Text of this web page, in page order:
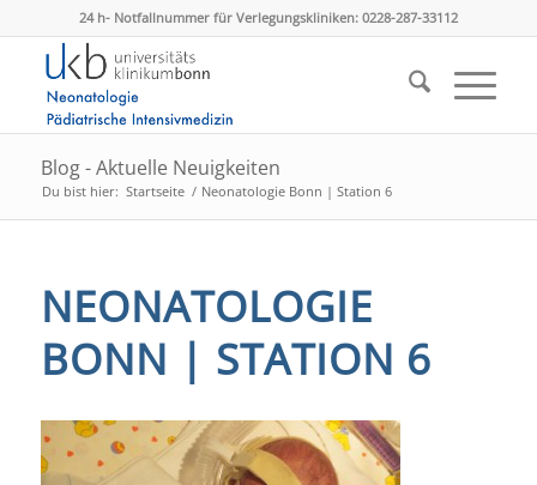
24 h- Notfallnummer für Verlegungskliniken: 0228-287-33112
Blog - Aktuelle Neuigkeiten
Du bist hier: Startseite / Neonatologie Bonn | Station 6
NEONATOLOGIE
BONN | STATION 6